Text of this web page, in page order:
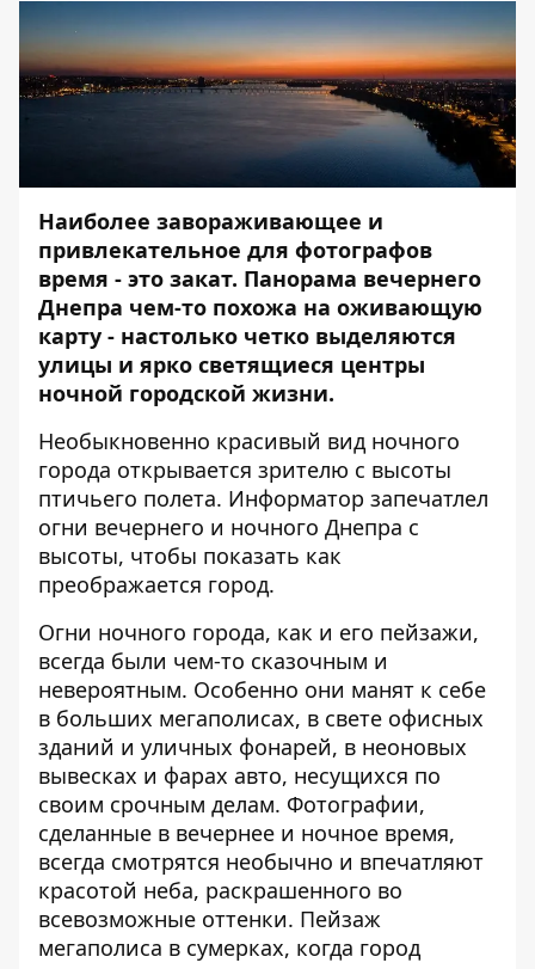
Наиболее завораживающее и
привлекательное для фотографов
время - это закат. Панорама вечернего
Днепра чем-то похожа на оживающую
карту - настолько четко выделяются
улицы и ярко светящиеся центры
ночной городской жизни.
Необыкновенно красивый вид ночного
города открывается зрителю с высоты
птичьего полета. Информатор запечатлел
огни вечернего и ночного Днепра с
высоты, чтобы показать как
преображается город.
Огни ночного города, как и его пейзажи,
всегда были чем-то сказочным и
невероятным. Особенно они манят к себе
в больших мегаполисах, в свете офисных
зданий и уличных фонарей, в неоновых
вывесках и фарах авто, несущихся по
своим срочным делам. Фотографии,
сделанные в вечернее и ночное время,
всегда смотрятся необычно и впечатляют
красотой неба, раскрашенного во
всевозможные оттенки. Пейзаж
мегаполиса в сумерках, когда город